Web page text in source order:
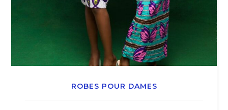
ROBES POUR DAMES